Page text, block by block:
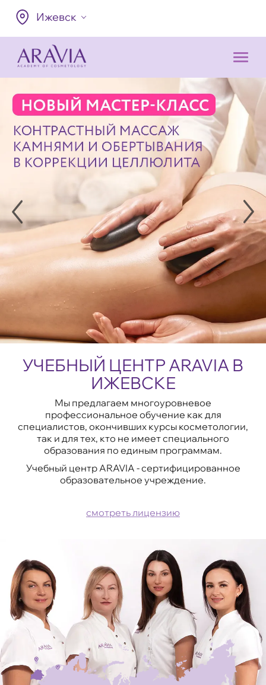
Ижевск
УЧЕБНЫЙ ЦЕНТР ARAVIA В
ИЖЕВСКЕ
Мы предлагаем многоуровневое
профессиональное обучение как для
специалистов, окончивших курсы косметологии,
так и для тех, кто не имеет специального
образования по единым программам.
Учебный центр ARAVIA - сертифицированное
образовательное учреждение.
смотреть лицензию